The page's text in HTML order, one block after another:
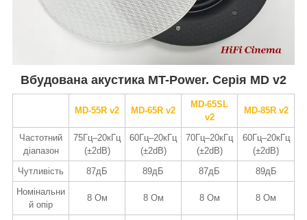
Вбудована акустика MT-Power. Серія MD v2
MD-55R v2 MD-65R v2
MD-65SL
v2
MD-85R v2
Частотний
діапазон
75Гц–20кГц
(±2dB)
60Гц–20кГц
(±2dB)
70Гц–20кГц
(±2dB)
60Гц–20кГц
(±2dB)
Чутливість
87дБ 89дБ 87дБ
89дБ
Номінальни
й опір
8 Ом 8 Ом 8 Ом 8 Ом